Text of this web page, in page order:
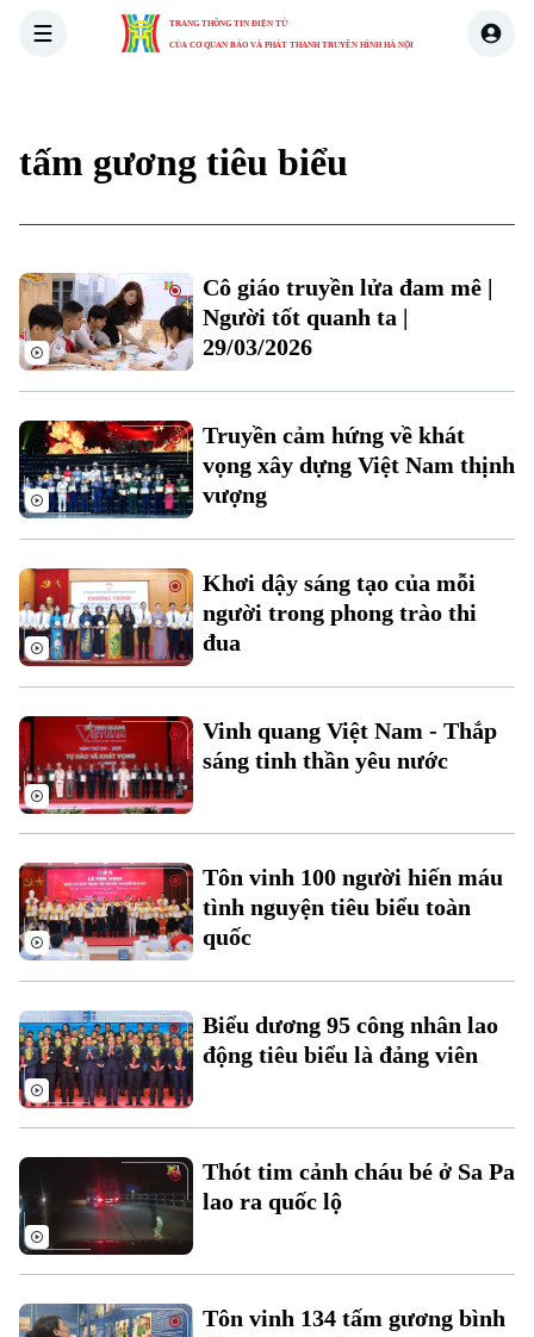
TRANG THÔNG TIN ĐIỆN TỬ
CỦA CƠ QUAN BÁO VÀ PHÁT THANH TRUYỀN HÌNH HÀ NỘI
Xu hướng
Chuyên mục
Thời sự
Hà Nội
Chính trị
Xã hội
Công nghệ
Hà Nội
Nhịp sống Hà Nội
Người Hà Nội
Khoảnh khắc Hà Nội
Ẩm thực
Thế giới
Quân sự
Hồ sơ
Người Việt 4 phương
Kinh tế
Tin tức
Cafe sáng
Doanh nghiệp
Nhà đất
Tin tức
Đầu tư
Căn hộ
Kinh nghiệm
Tàu và Xe
Ô tô
Tàu
Thị trường
Đánh giá
Giáo dục
Tin tức
Hướng nghiệp
Văn hóa
Tin tức
Làng nghề
Di tích
Sức khỏe
Y tế
Thể thao
Giải trí
tấm gương tiêu biểu
Cô giáo truyền lửa đam mê |
Người tốt quanh ta |
29/03/2026
Truyền cảm hứng về khát
vọng xây dựng Việt Nam thịnh
vượng
Khơi dậy sáng tạo của mỗi
người trong phong trào thi
đua
Vinh quang Việt Nam - Thắp
sáng tinh thần yêu nước
Tôn vinh 100 người hiến máu
tình nguyện tiêu biểu toàn
quốc
Biểu dương 95 công nhân lao
động tiêu biểu là đảng viên
Thót tim cảnh cháu bé ở Sa Pa
lao ra quốc lộ
Tôn vinh 134 tấm gương bình